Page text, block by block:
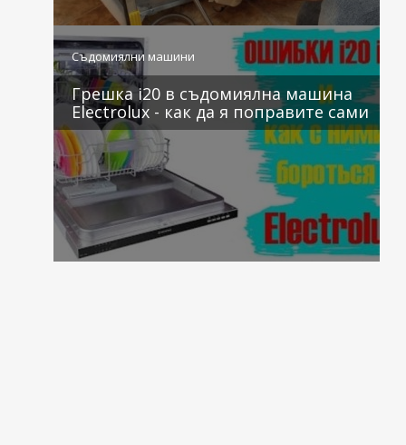
1 коментар
Съдомиялни машини
Грешка i20 в съдомиялна машина
Electrolux - как да я поправите сами